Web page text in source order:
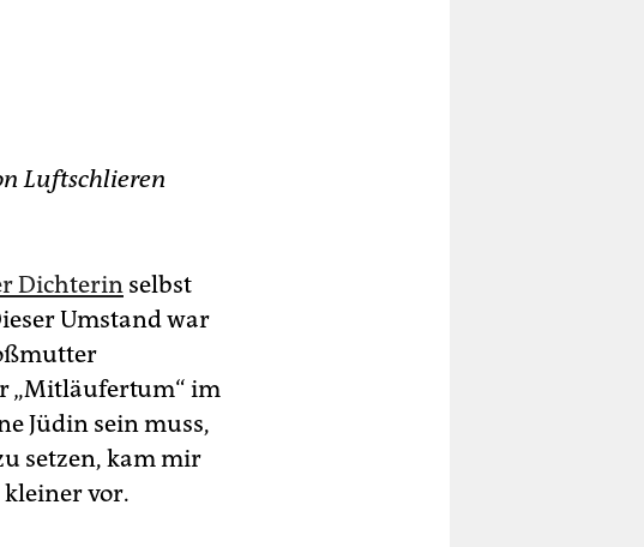
Luftschlieren
Dichterin selbst
Umstand war
„Mitläufertum“ im
Jüdin sein muss,
setzen, kam mir
vor.